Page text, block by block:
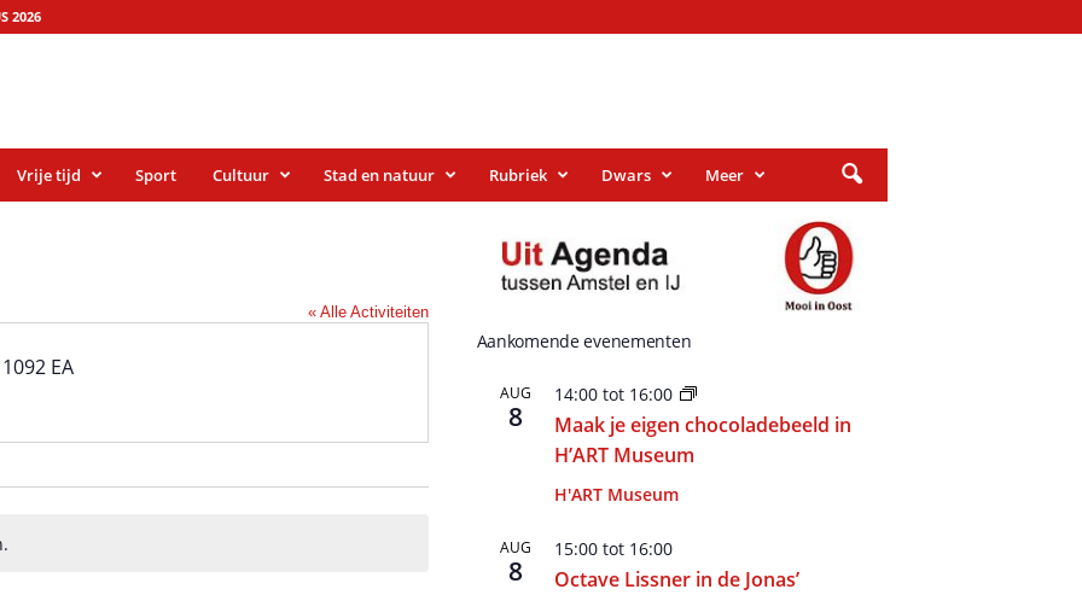
2026
Vrije tijd Sport Cultuur Stad en natuur Rubriek Dwars Meer
« Alle Activiteiten
1092 EA
Aankomende evenementen
AUG
8
14:00tot 16:00
Maak je eigen chocoladebeeld in
H’ART Museum
H'ART Museum
AUG
8
15:00tot 16:00
Octave Lissner in de Jonas’